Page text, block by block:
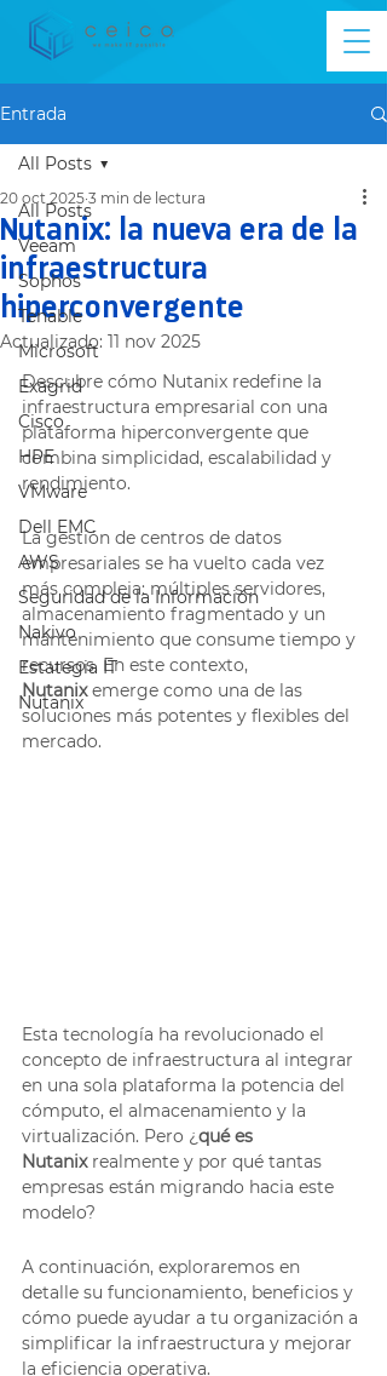
Entrada
All Posts
Veeam
Sophos
Tenable
Microsoft
Exagrid
Cisco
HPE
VMware
Dell EMC
AWS
Seguridad de la Información
Nakivo
Estategia IT
Nutanix
All Posts
Nutanix: la nueva era de la
infraestructura
hiperconvergente
20 oct 2025 3 min de lectura
Actualizado: 11 nov 2025
Descubre cómo Nutanix redefine la
infraestructura empresarial con una
plataforma hiperconvergente que
combina simplicidad, escalabilidad y
rendimiento.
La gestión de centros de datos
empresariales se ha vuelto cada vez
más compleja: múltiples servidores,
almacenamiento fragmentado y un
mantenimiento que consume tiempo y
recursos. En este contexto,
Nutanix emerge como una de las
soluciones más potentes y flexibles del
mercado.
Esta tecnología ha revolucionado el
concepto de infraestructura al integrar
en una sola plataforma la potencia del
cómputo, el almacenamiento y la
virtualización. Pero ¿qué es
Nutanix realmente y por qué tantas
empresas están migrando hacia este
modelo?
A continuación, exploraremos en
detalle su funcionamiento, beneficios y
cómo puede ayudar a tu organización a
simplificar la infraestructura y mejorar
la eficiencia operativa.